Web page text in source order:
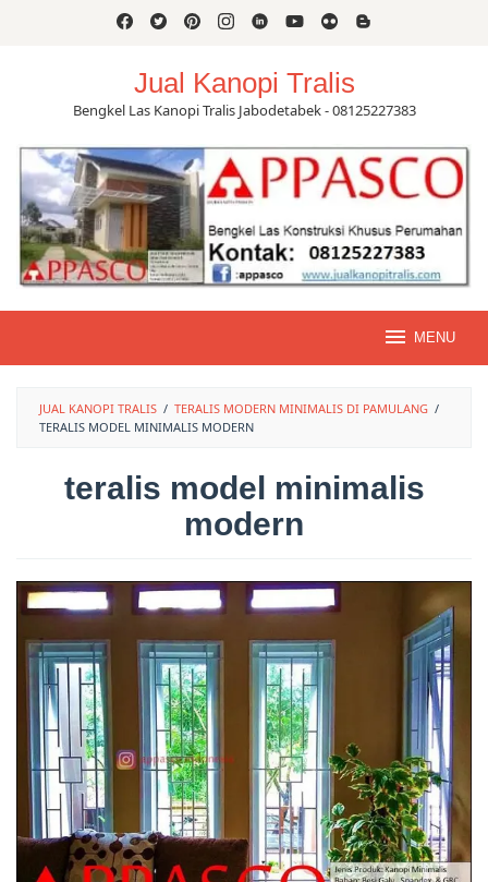
Jual Kanopi Tralis
Bengkel Las Kanopi Tralis Jabodetabek - 08125227383
MENU
JUAL KANOPI TRALIS / TERALIS MODERN MINIMALIS DI PAMULANG /
TERALIS MODEL MINIMALIS MODERN
teralis model minimalis
modern